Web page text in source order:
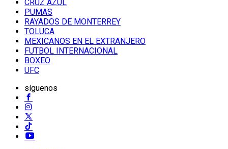
CRUZ AZUL
PUMAS
RAYADOS DE MONTERREY
TOLUCA
MEXICANOS EN EL EXTRANJERO
FUTBOL INTERNACIONAL
BOXEO
UFC
síguenos